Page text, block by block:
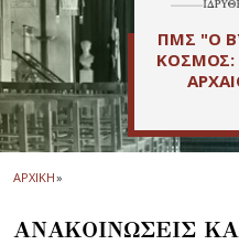
ΠΜΣ "Ο
ΚΟΣΜΟΣ:
ΑΡΧΙΚΗ»
ΑΝΑΚΟΙΝΩΣΕΙΣ